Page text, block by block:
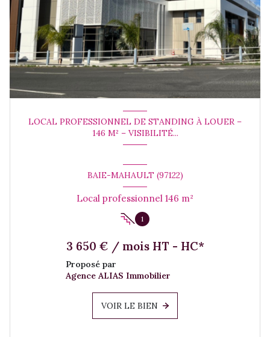
LOCAL PROFESSIONNEL DE STANDING À LOUER –
146 M² – VISIBILITÉ...
BAIE-MAHAULT (97122)
Local professionnel 146 m²
1
3 650 € / mois HT - HC*
Proposé par
Agence ALIAS Immobilier
VOIR LE BIEN